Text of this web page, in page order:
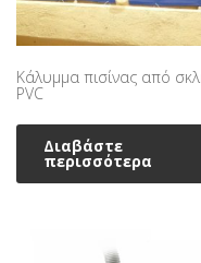
Κάλυμμα πισίνας από
PVC
Διαβάστε
περισσότερα